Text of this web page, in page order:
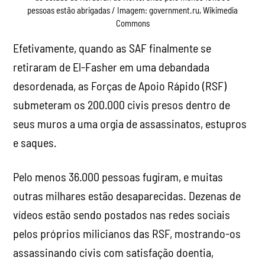
pessoas estão abrigadas / Imagem: government.ru, Wikimedia
Commons
Efetivamente, quando as SAF finalmente se
retiraram de El-Fasher em uma debandada
desordenada, as Forças de Apoio Rápido (RSF)
submeteram os 200.000 civis presos dentro de
seus muros a uma orgia de assassinatos, estupros
e saques.
Pelo menos 36.000 pessoas fugiram, e muitas
outras milhares estão desaparecidas. Dezenas de
vídeos estão sendo postados nas redes sociais
pelos próprios milicianos das RSF, mostrando-os
assassinando civis com satisfação doentia,